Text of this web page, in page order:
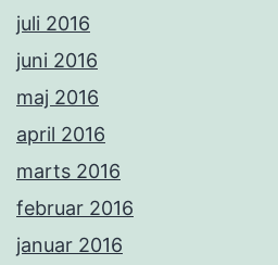
juli 2016
juni 2016
maj 2016
april 2016
marts 2016
februar 2016
januar 2016